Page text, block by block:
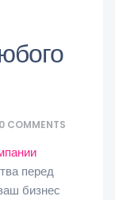
0 COMMENTS
перед
бизнес